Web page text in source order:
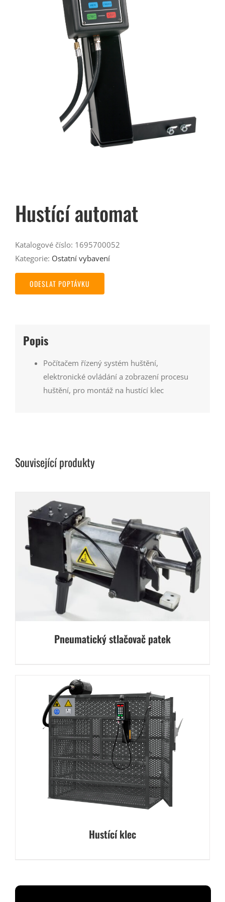
Hustící automat
Katalogové číslo: 1695700052
Kategorie: Ostatní vybavení
ODESLAT POPTÁVKU
Popis
Počítačem řízený systém huštění,
elektronické ovládání a zobrazení procesu
huštění, pro montáž na hustící klec
Související produkty
Pneumatický stlačovač patek
Hustící klec